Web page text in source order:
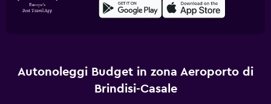
Autonoleggi Budget in zona Aeroporto di
Brindisi-Casale